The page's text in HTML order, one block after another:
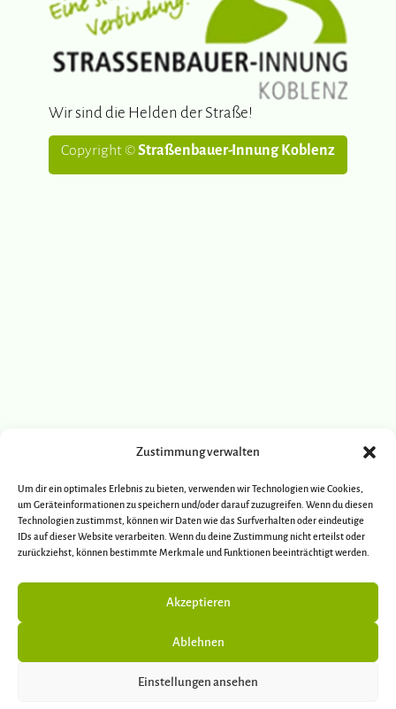
Zustimmung verwalten
Um dir ein optimales Erlebnis zu bieten, verwenden wir Technologien wie Cookies,
um Geräteinformationen zu speichern und/oder darauf zuzugreifen. Wenn du diesen
Technologien zustimmst, können wir Daten wie das Surfverhalten oder eindeutige
IDs auf dieser Website verarbeiten. Wenn du deine Zustimmung nicht erteilst oder
zurückziehst, können bestimmte Merkmale und Funktionen beeinträchtigt werden.
Akzeptieren
Ablehnen
Einstellungen ansehen
Wir sind die Helden der Straße!
Copyright ©Straßenbauer-Innung Koblenz